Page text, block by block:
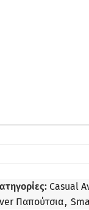
Casual
Παπούτσια,